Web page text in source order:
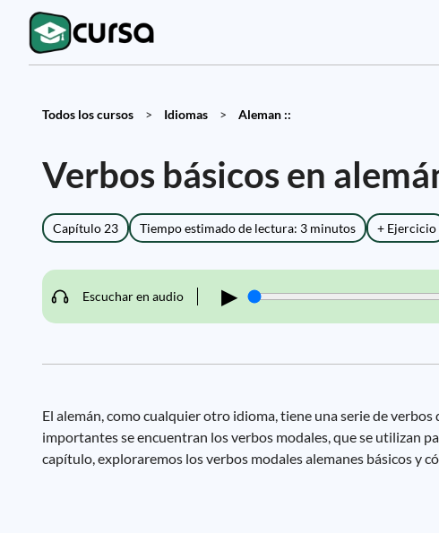
Todos los cursos > Idiomas > Aleman ::
Verbos básicos en
Capítulo 23 Tiempo estimado de lectura: 3 minutos + Ejercicio
Escuchar en audio ▶
El alemán, como cualquier otro idioma, tiene una serie de
importantes se encuentran los verbos modales, que se utilizan
capítulo, exploraremos los verbos modales alemanes básicos y